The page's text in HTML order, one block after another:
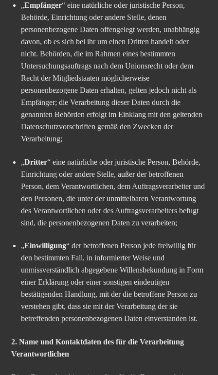
„Empfänger“ eine natürliche oder juristische Person,
Behörde, Einrichtung oder andere Stelle, denen
personenbezogene Daten offengelegt werden, unabhängig
davon, ob es sich bei ihr um einen Dritten handelt oder
nicht. Behörden, die im Rahmen eines bestimmten
Untersuchungsauftrags nach dem Unionsrecht oder dem
Recht der Mitgliedstaaten möglicherweise
personenbezogene Daten erhalten, gelten jedoch nicht als
Empfänger; die Verarbeitung dieser Daten durch die
genannten Behörden erfolgt im Einklang mit den geltenden
Datenschutzvorschriften gemäß den Zwecken der
Verarbeitung;
„Dritter“ eine natürliche oder juristische Person, Behörde,
Einrichtung oder andere Stelle, außer der betroffenen
Person, dem Verantwortlichen, dem Auftragsverarbeiter und
den Personen, die unter der unmittelbaren Verantwortung
des Verantwortlichen oder des Auftragsverarbeiters befugt
sind, die personenbezogenen Daten zu verarbeiten;
„Einwilligung“ der betroffenen Person jede freiwillig für
den bestimmten Fall, in informierter Weise und
unmissverständlich abgegebene Willensbekundung in Form
einer Erklärung oder einer sonstigen eindeutigen
bestätigenden Handlung, mit der die betroffene Person zu
verstehen gibt, dass sie mit der Verarbeitung der sie
betreffenden personenbezogenen Daten einverstanden ist.
2. Name und Kontaktdaten des für die Verarbeitung
Verantwortlichen